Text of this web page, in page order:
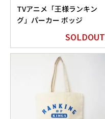
TVアニメ「王様ランキン
グ」パーカー ボッジ
SOLDOUT